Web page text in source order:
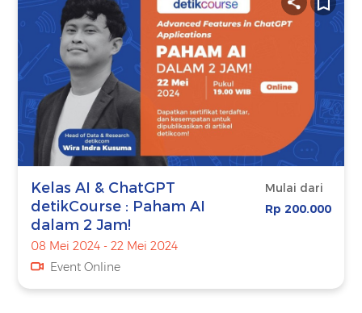
Kelas AI & ChatGPT
detikCourse : Paham AI
dalam 2 Jam!
08 Mei 2024 - 22 Mei 2024
Event Online
Mulai dari
Rp 200.000